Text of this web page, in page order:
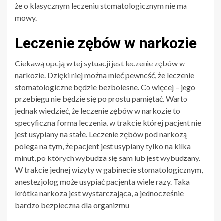
że o klasycznym leczeniu stomatologicznym nie ma
mowy.
Leczenie zębów w narkozie
Ciekawą opcją w tej sytuacji jest leczenie zębów w
narkozie. Dzięki niej można mieć pewność, że leczenie
stomatologiczne będzie bezbolesne. Co więcej – jego
przebiegu nie będzie się po prostu pamiętać. Warto
jednak wiedzieć, że leczenie zębów w narkozie to
specyficzna forma leczenia, w trakcie której pacjent nie
jest usypiany na stałe. Leczenie zębów pod narkozą
polega na tym, że pacjent jest usypiany tylko na kilka
minut, po których wybudza się sam lub jest wybudzany.
W trakcie jednej wizyty w gabinecie stomatologicznym,
anestezjolog może usypiać pacjenta wiele razy. Taka
krótka narkoza jest wystarczająca, a jednocześnie
bardzo bezpieczna dla organizmu